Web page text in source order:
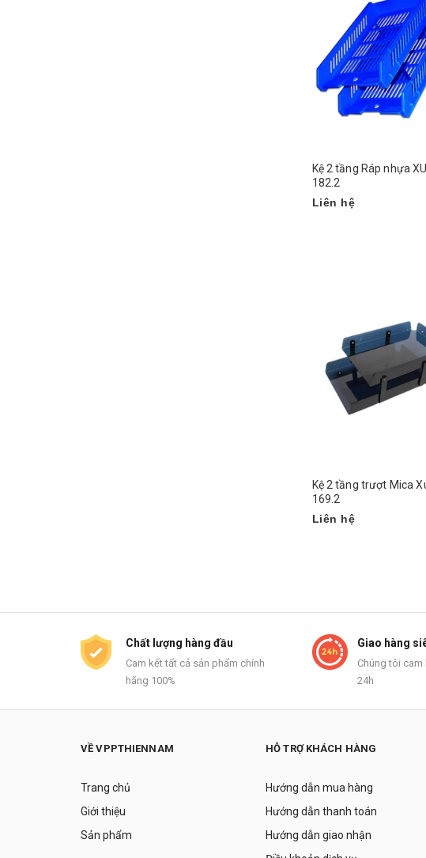
Kệ 2 tầng Ráp nhựa
182.2
Liên hệ
Kệ 2 tầng trượt Mica
169.2
Liên hệ
Chất lượng hàng đầu
Cam kết tất cả sản phẩm chính
hãng 100%
Giao hàng
Chúng tôi
24h
VỀ VPPTHIENNAM
Trang chủ
Giới thiệu
Sản phẩm
HỖ TRỢ KHÁCH HÀNG
Hướng dẫn mua hàng
Hướng dẫn thanh toán
Hướng dẫn giao nhận